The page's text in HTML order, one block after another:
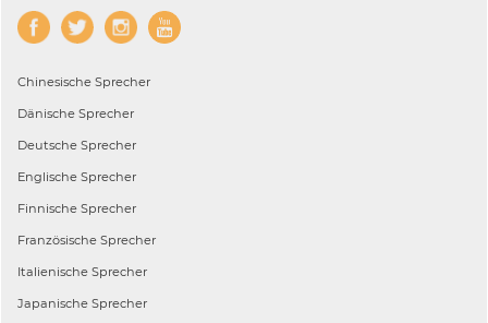
Chinesische Sprecher
Dänische Sprecher
Deutsche Sprecher
Englische Sprecher
Finnische Sprecher
Französische Sprecher
Italienische Sprecher
Japanische Sprecher